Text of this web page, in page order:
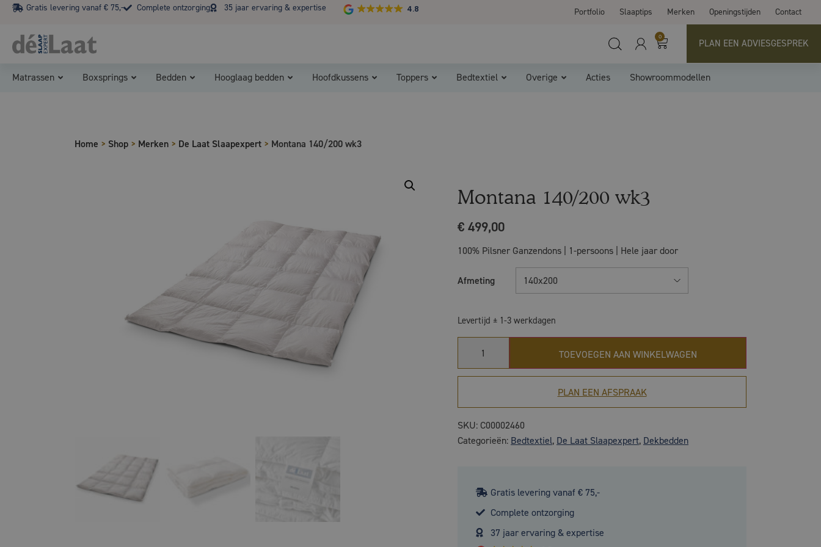
Gratis levering vanaf € 75,- Complete ontzorging 35 jaar ervaring & expertise 4.8 Portfolio Slaaptips Merken Openingstijden Contact
Koopzondag 29 maart in Bladel van 13.00 - 17.00
0
PLAN EEN ADVIESGESPREK
Matrassen Boxsprings Bedden Hooglaag bedden Hoofdkussens Toppers Bedtextiel Overige Acties Showroommodellen
Home > Shop > Merken > De Laat Slaapexpert > Montana 140/200 wk3
Montana 140/200 wk3
€ 499,00
100% Pilsner Ganzendons | 1-persoons | Hele jaar door
Afmeting 140x200
Levertijd ± 1-3 werkdagen
TOEVOEGEN AAN WINKELWAGEN
PLAN EEN AFSPRAAK
SKU: C00002460
Categorieën: Bedtextiel, De Laat Slaapexpert, Dekbedden
Gratis levering vanaf € 75,-
Complete ontzorging
37 jaar ervaring & expertise